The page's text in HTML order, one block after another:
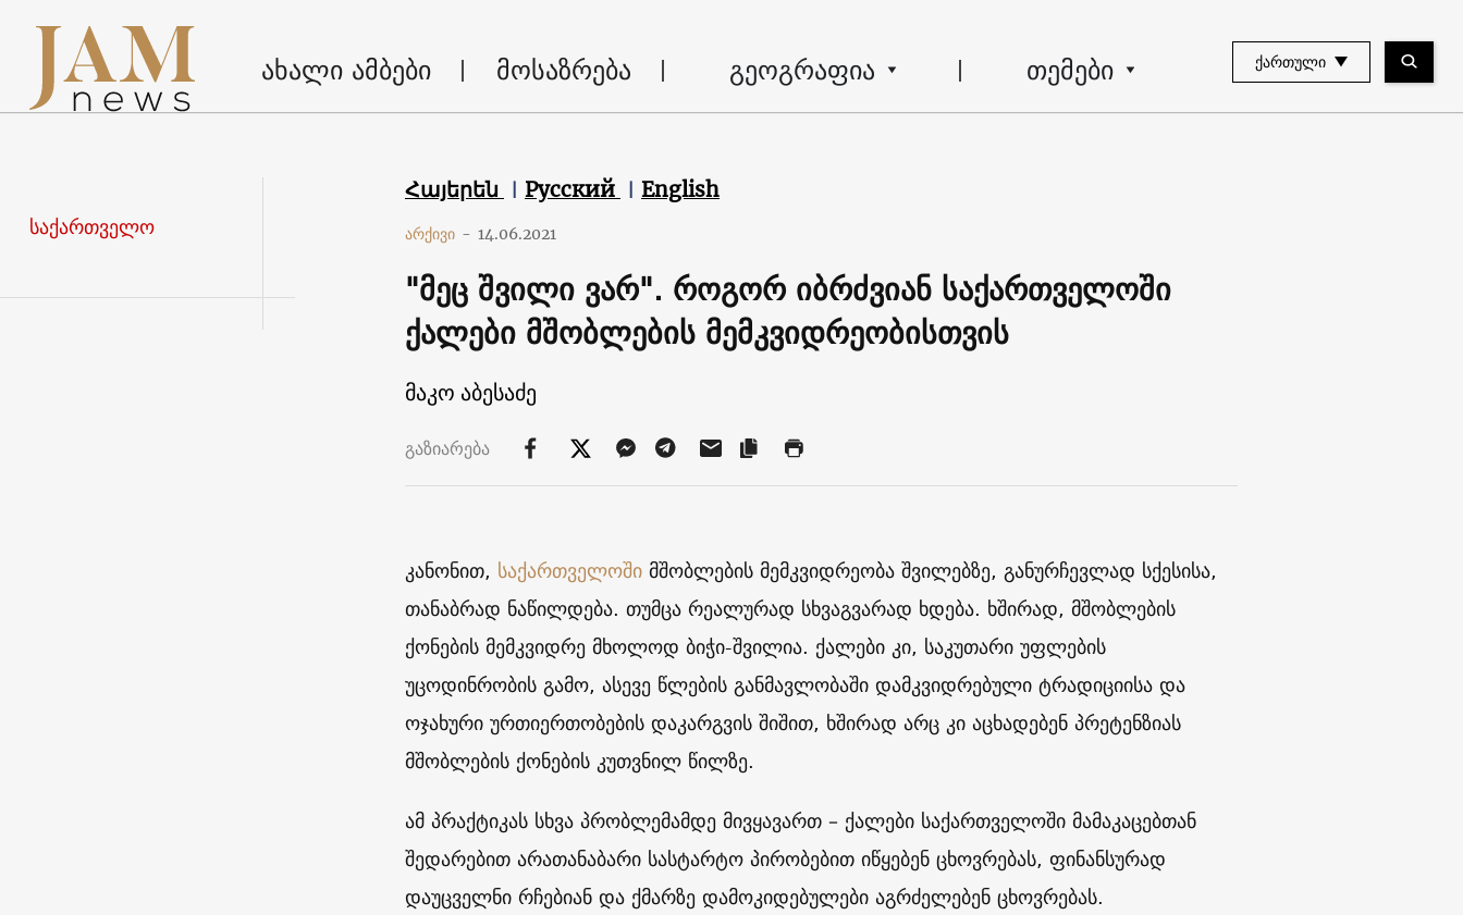
ახალი ამბები მოსაზრება გეოგრაფია თემები ᲥᲐᲠᲗᲣᲚᲘ
საქართველო
Հայերեն Русский English
არქივი - 14.06.2021
"მეც შვილი ვარ". როგორ იბრძვიან საქართველოში
ქალები მშობლების მემკვიდრეობისთვის
მაკო აბესაძე
გაზიარება
კანონით, საქართველოშიმშობლების მემკვიდრეობა შვილებზე, განურჩევლად სქესისა,
თანაბრად ნაწილდება. თუმცა რეალურად სხვაგვარად ხდება. ხშირად, მშობლების
ქონების მემკვიდრე მხოლოდ ბიჭი-შვილია. ქალები კი, საკუთარი უფლების
უცოდინრობის გამო, ასევე წლების განმავლობაში დამკვიდრებული ტრადიციისა და
ოჯახური ურთიერთობების დაკარგვის შიშით, ხშირად არც კი აცხადებენ პრეტენზიას
მშობლების ქონების კუთვნილ წილზე.
ამ პრაქტიკას სხვა პრობლემამდე მივყავართ – ქალები საქართველოში მამაკაცებთან
შედარებით არათანაბარი სასტარტო პირობებით იწყებენ ცხოვრებას, ფინანსურად
დაუცველნი რჩებიან და ქმარზე დამოკიდებულები აგრძელებენ ცხოვრებას.